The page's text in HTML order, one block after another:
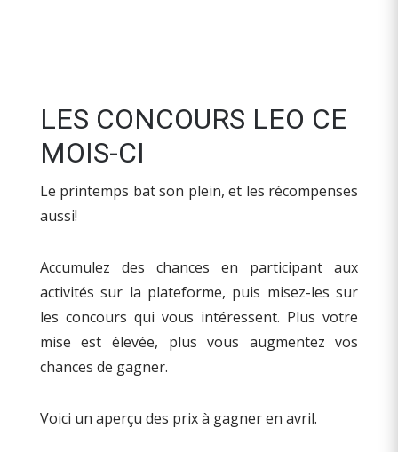
LES CONCOURS LEO CE
MOIS-CI
Le printemps bat son plein, et les récompenses
aussi!
Accumulez des chances en participant aux
activités sur la plateforme, puis misez-les sur
les concours qui vous intéressent. Plus votre
mise est élevée, plus vous augmentez vos
chances de gagner.
Voici un aperçu des prix à gagner en avril.